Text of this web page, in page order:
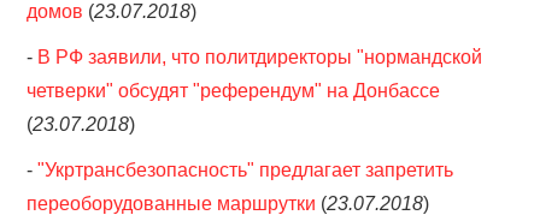
домов (23.07.2018)
- В РФ заявили, что политдиректоры "нормандской
четверки" обсудят "референдум" на Донбассе
(23.07.2018)
-"Укртрансбезопасность" предлагает запретить
переоборудованные маршрутки (23.07.2018)